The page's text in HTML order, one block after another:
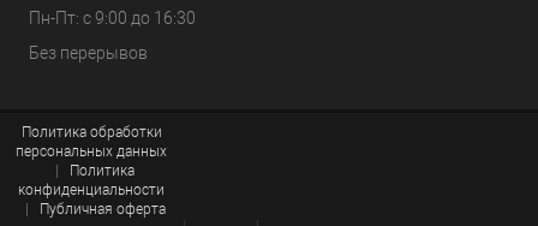
Пн-Пт: с 9:00 до 16:30
Без перерывов
Политика обработки
персональных данных
Политика
конфиденциальности
Публичная оферта